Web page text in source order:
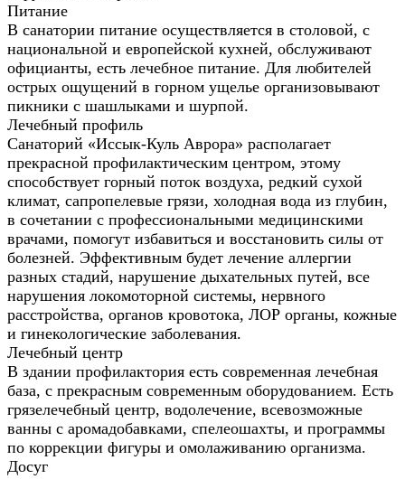
Питание
В санатории питание осуществляется в столовой, с
национальной и европейской кухней, обслуживают
официанты, есть лечебное питание. Для любителей
острых ощущений в горном ущелье организовывают
пикники с шашлыками и шурпой.
Лечебный профиль
Санаторий «Иссык-Куль Аврора» располагает
прекрасной профилактическим центром, этому
способствует горный поток воздуха, редкий сухой
климат, сапропелевые грязи, холодная вода из глубин,
в сочетании с профессиональными медицинскими
врачами, помогут избавиться и восстановить силы от
болезней. Эффективным будет лечение аллергии
разных стадий, нарушение дыхательных путей, все
нарушения локомоторной системы, нервного
расстройства, органов кровотока, ЛОР органы, кожные
и гинекологические заболевания.
Лечебный центр
В здании профилактория есть современная лечебная
база, с прекрасным современным оборудованием. Есть
грязелечебный центр, водолечение, всевозможные
ванны с аромадобавками, спелеошахты, и программы
по коррекции фигуры и омолаживанию организма.
Досуг